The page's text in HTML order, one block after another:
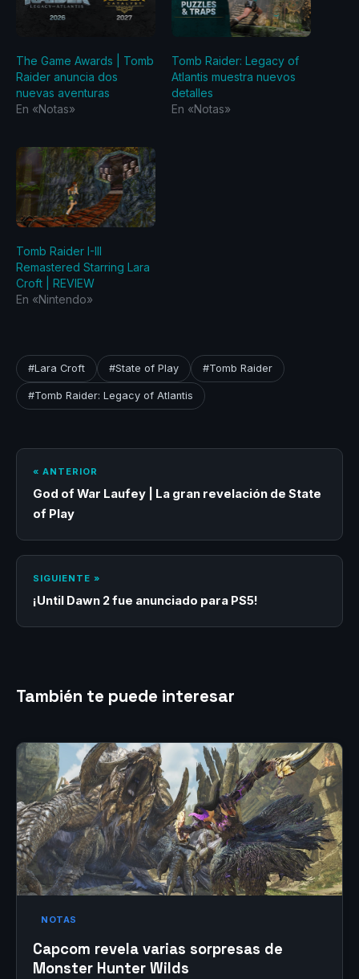
The Game Awards | Tomb
Raider anuncia dos
nuevas aventuras
En «Notas»
Tomb Raider: Legacy of
Atlantis muestra nuevos
detalles
En «Notas»
Tomb Raider I-III
Remastered Starring Lara
Croft | REVIEW
En «Nintendo»
#Lara Croft #State of Play #Tomb Raider
#Tomb Raider: Legacy of Atlantis
« ANTERIOR
God of War Laufey | La gran revelación de State
of Play
SIGUIENTE »
¡Until Dawn 2 fue anunciado para PS5!
También te puede interesar
NOTAS
Capcom revela varias sorpresas de
Monster Hunter Wilds